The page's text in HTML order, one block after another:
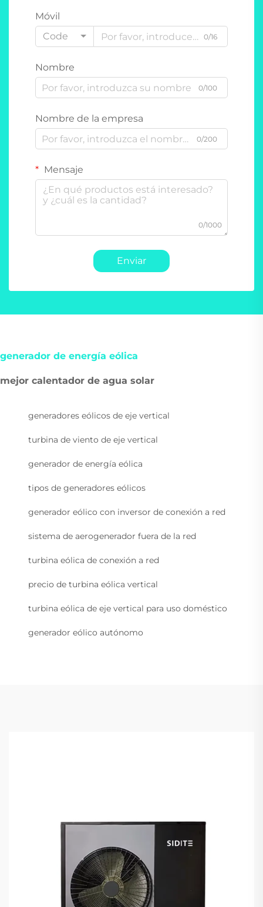
Móvil
Code
0/16
Nombre
0/100
Nombre de la empresa
0/200
Mensaje
0/1000
Enviar
generador de energía eólica
mejor calentador de agua solar
generadores eólicos de eje vertical
turbina de viento de eje vertical
generador de energía eólica
tipos de generadores eólicos
generador eólico con inversor de conexión a red
sistema de aerogenerador fuera de la red
turbina eólica de conexión a red
precio de turbina eólica vertical
turbina eólica de eje vertical para uso doméstico
generador eólico autónomo